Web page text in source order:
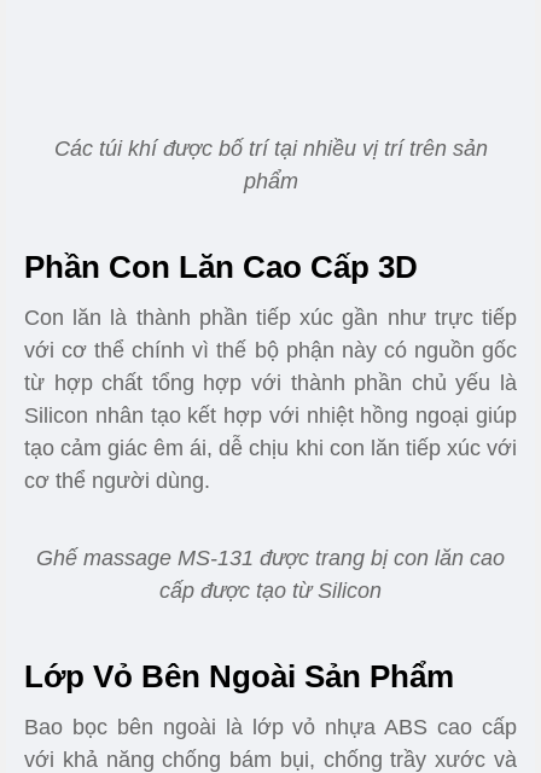
Các túi khí được bố trí tại nhiều vị trí trên sản
phẩm
Phần Con Lăn Cao Cấp 3D
Con lăn là thành phần tiếp xúc gần như trực tiếp
với cơ thể chính vì thế bộ phận này có nguồn gốc
từ hợp chất tổng hợp với thành phần chủ yếu là
Silicon nhân tạo kết hợp với nhiệt hồng ngoại giúp
tạo cảm giác êm ái, dễ chịu khi con lăn tiếp xúc với
cơ thể người dùng.
Ghế massage MS-131 được trang bị con lăn cao
cấp được tạo từ Silicon
Lớp Vỏ Bên Ngoài Sản Phẩm
Bao bọc bên ngoài là lớp vỏ nhựa ABS cao cấp
với khả năng chống bám bụi, chống trầy xước và